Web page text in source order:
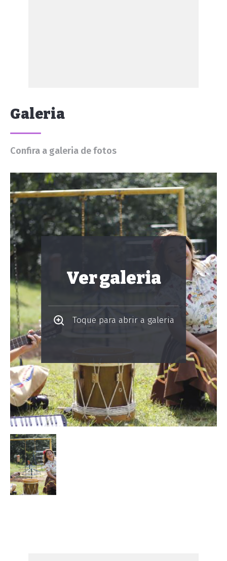
Galeria
Confira a galeria de fotos
Ver galeria
Toque para abrir a galeria